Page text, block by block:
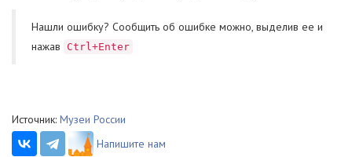
Нашли ошибку? Cообщить об ошибке можно, выделив ее и
нажав
Ctrl+Enter
Источник: Музеи России
Напишите нам